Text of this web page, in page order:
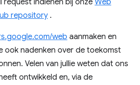
request indienen bij onze Web
repository .
web aanmaken en
ook nadenken over de toekomst
Velen van jullie weten dat ons
ontwikkeld en, via de